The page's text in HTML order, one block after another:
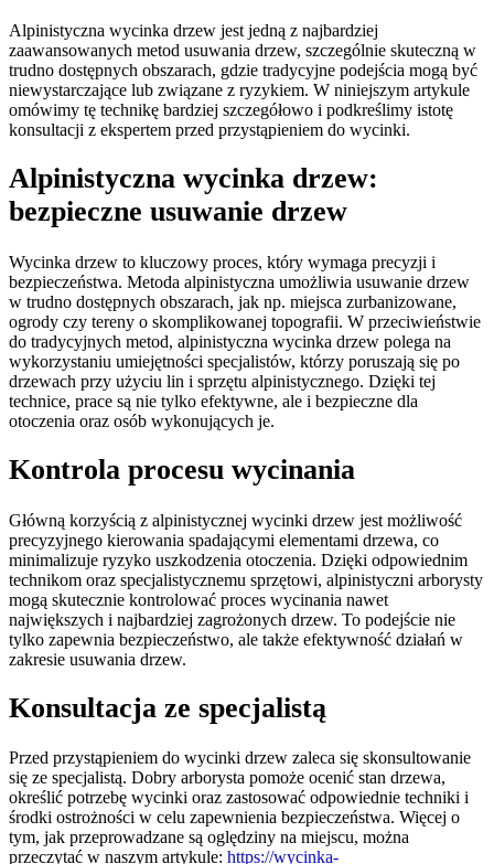
Alpinistyczna wycinka drzew jest jedną z najbardziej
zaawansowanych metod usuwania drzew, szczególnie skuteczną w
trudno dostępnych obszarach, gdzie tradycyjne podejścia mogą być
niewystarczające lub związane z ryzykiem. W niniejszym artykule
omówimy tę technikę bardziej szczegółowo i podkreślimy istotę
konsultacji z ekspertem przed przystąpieniem do wycinki.
Alpinistyczna wycinka drzew:
bezpieczne usuwanie drzew
Wycinka drzew to kluczowy proces, który wymaga precyzji i
bezpieczeństwa. Metoda alpinistyczna umożliwia usuwanie drzew
w trudno dostępnych obszarach, jak np. miejsca zurbanizowane,
ogrody czy tereny o skomplikowanej topografii. W przeciwieństwie
do tradycyjnych metod, alpinistyczna wycinka drzew polega na
wykorzystaniu umiejętności specjalistów, którzy poruszają się po
drzewach przy użyciu lin i sprzętu alpinistycznego. Dzięki tej
technice, prace są nie tylko efektywne, ale i bezpieczne dla
otoczenia oraz osób wykonujących je.
Kontrola procesu wycinania
Główną korzyścią z alpinistycznej wycinki drzew jest możliwość
precyzyjnego kierowania spadającymi elementami drzewa, co
minimalizuje ryzyko uszkodzenia otoczenia. Dzięki odpowiednim
technikom oraz specjalistycznemu sprzętowi, alpinistyczni arborysty
mogą skutecznie kontrolować proces wycinania nawet
największych i najbardziej zagrożonych drzew. To podejście nie
tylko zapewnia bezpieczeństwo, ale także efektywność działań w
zakresie usuwania drzew.
Konsultacja ze specjalistą
Przed przystąpieniem do wycinki drzew zaleca się skonsultowanie
się ze specjalistą. Dobry arborysta pomoże ocenić stan drzewa,
określić potrzebę wycinki oraz zastosować odpowiednie techniki i
środki ostrożności w celu zapewnienia bezpieczeństwa. Więcej o
tym, jak przeprowadzane są oględziny na miejscu, można
przeczytać w naszym artykule: https://wycinka-